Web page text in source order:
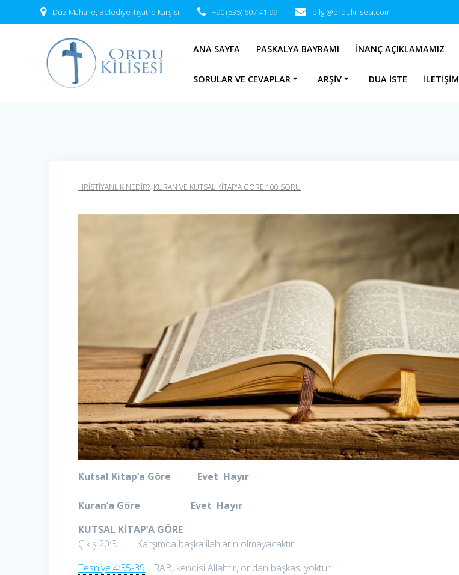
to
Düz Mahalle, Belediye Tiyatro Karşısı +90 (535) 607 41 99 bilgi@ordukilisesi.com
ANA SAYFA PASKALYA BAYRAMI İNANÇ AÇIKLAMAMIZ
SORULAR VE CEVAPLAR ARŞIV DUA İSTE İLETIŞIM
HRISTIYANLIK NEDIR?, KURAN VE KUTSAL KİTAP'A GÖRE 100 SORU
Kutsal Kitap’a Göre Evet Hayır
Kuran’a Göre Evet Hayır
KUTSAL KİTAP’A GÖRE
Çıkış 20:3………Karşımda başka ilahların olmayacaktır.
Tesniye 4:35-39….RAB, kendisi Allahtır, ondan başkası yoktur…